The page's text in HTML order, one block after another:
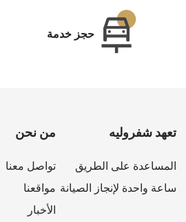
حجز خدمة
تعهد شفروليه
المساعدة على الطريق
ساعة واحدة لإنجاز الصيانة
من نحن
تواصل معنا
مواقعنا
الأخبار